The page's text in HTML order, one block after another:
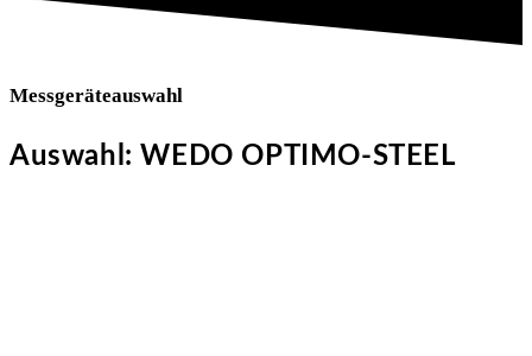
Messgeräteauswahl
Auswahl: WEDO OPTIMO-STEEL